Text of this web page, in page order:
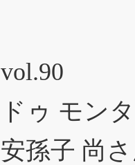
vol.90
ドゥ モン
安孫子 尚